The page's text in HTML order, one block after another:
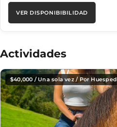
VER DISPONIBIBILIDAD
Actividades
$40,000 / Una sola vez / Por Huesped